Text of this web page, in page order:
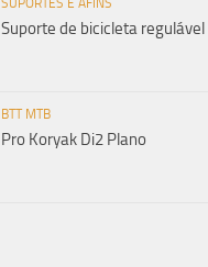
SUPORTES E AFINS
Suporte de bicicleta regulável
BTT MTB
Pro Koryak Di2 Plano